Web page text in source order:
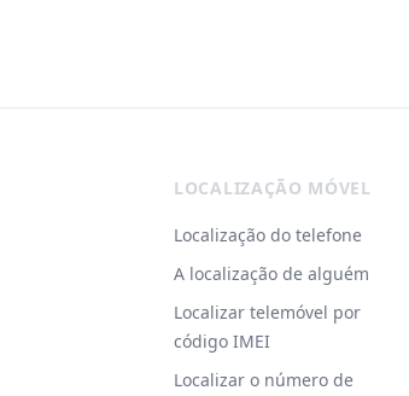
LOCALIZAÇÃO MÓVEL
Localização do telefone
A localização de alguém
Localizar telemóvel por
código IMEI
Localizar o número de